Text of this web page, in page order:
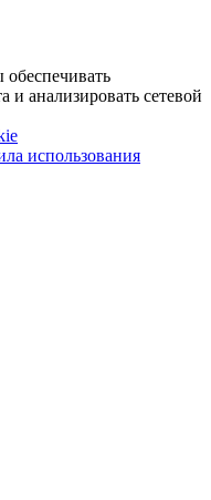
и анализировать сетевой
использования